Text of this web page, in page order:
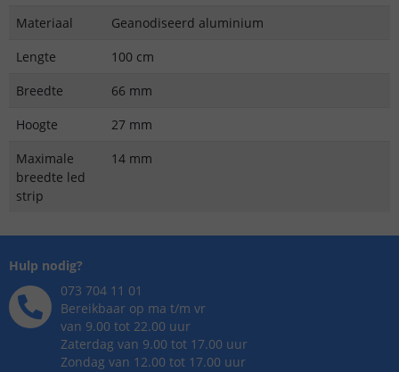
Materiaal
Geanodiseerd aluminium
Lengte
100 cm
Breedte
66 mm
Hoogte
27 mm
Maximale
breedte led
strip
14 mm
Hulp nodig?
073 704 11 01
Bereikbaar op ma t/m vr
van 9.00 tot 22.00 uur
Zaterdag van 9.00 tot 17.00 uur
Zondag van 12.00 tot 17.00 uur